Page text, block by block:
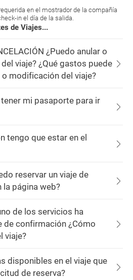
en el mostrador de la compañía
in el día de la salida.
de Viajes...
¿Puedo anular o
viaje? ¿Qué gastos puede
modificación del viaje?
mi pasaporte para ir
tengo que estar en el
reservar un viaje de
la página web?
de los servicios ha
de confirmación ¿Cómo
viaje?
disponibles en el viaje que
de reserva?